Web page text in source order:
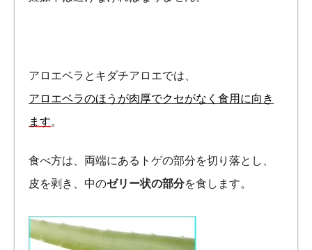
アロエベラとキダチアロエでは、
アロエベラのほうが肉厚でクセがなく食用に向き
ます。
食べ方は、両端にあるトゲの部分を切り落とし、
皮を剥き、中のゼリー状の部分を食します。